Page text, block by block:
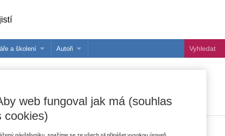
a školení
a konference
Autoři
Více o autorech Wolters Kluwer
web fungoval jak má (souhlas
cookies)